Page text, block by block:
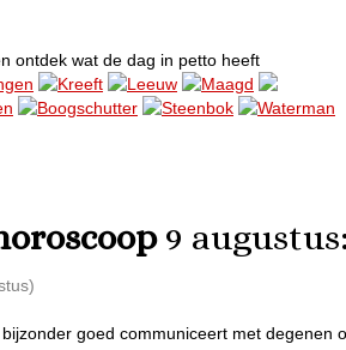
ontdek wat de dag in petto heeft
Kreeft Leeuw
Maagd
Boogschutter Steenbok
Waterman
9
goed communiceert met